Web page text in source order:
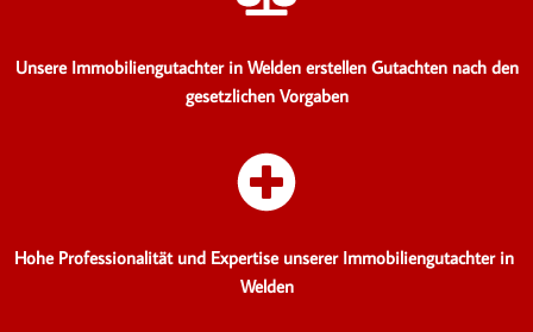
Unsere Immobiliengutachter in Welden erstellen Gutachten nach den
gesetzlichen Vorgaben
Hohe Professionalität und Expertise unserer Immobiliengutachter in
Welden